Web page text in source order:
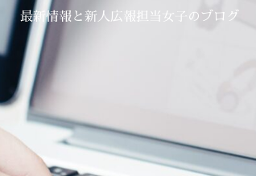
最新情報と新人広報担当女子のブログ